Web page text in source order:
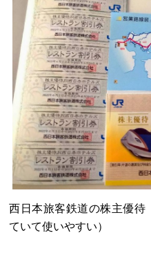
西日本旅客鉄道の株主優待
ていて使いやすい）